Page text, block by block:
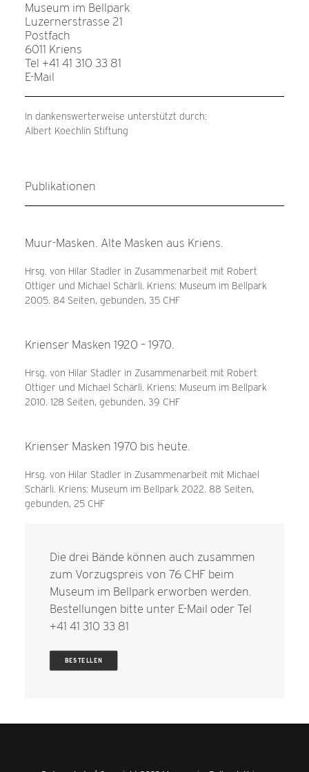
Museum im Bellpark
Luzernerstrasse 21
Postfach
6011 Kriens
Tel +41 41 310 33 81
E-Mail
In dankenswerterweise unterstützt durch:
Albert Koechlin Stiftung
Publikationen
Muur-Masken. Alte Masken aus Kriens.
Hrsg. von Hilar Stadler in Zusammenarbeit mit Robert
Ottiger und Michael Schärli. Kriens: Museum im Bellpark
2005. 84 Seiten, gebunden, 35 CHF
Krienser Masken 1920 – 1970.
Hrsg. von Hilar Stadler in Zusammenarbeit mit Robert
Ottiger und Michael Schärli. Kriens: Museum im Bellpark
2010. 128 Seiten, gebunden, 39 CHF
Krienser Masken 1970 bis heute.
Hrsg. von Hilar Stadler in Zusammenarbeit mit Michael
Schärli. Kriens: Museum im Bellpark 2022. 88 Seiten,
gebunden, 25 CHF
Die drei Bände können auch zusammen
zum Vorzugspreis von 76 CHF beim
Museum im Bellpark erworben werden.
Bestellungen bitte unter E-Mail oder Tel
+41 41 310 33 81
BESTELLEN